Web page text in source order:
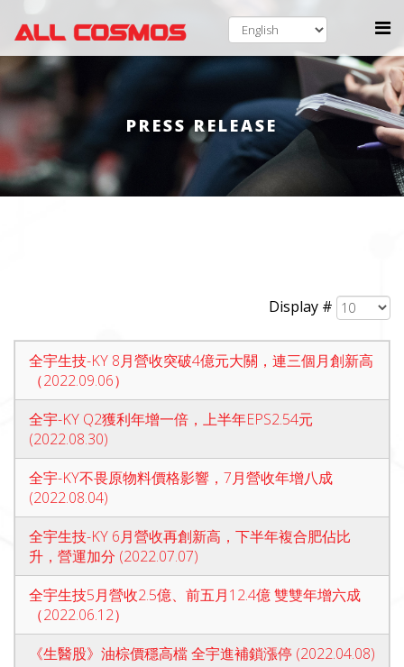
PRESS RELEASE
Display #
全宇生技-KY 8月營收突破4億元大關，連三個月創新高
（2022.09.06）
全宇-KY Q2獲利年增一倍，上半年EPS2.54元
(2022.08.30)
全宇-KY不畏原物料價格影響，7月營收年增八成
(2022.08.04)
全宇生技-KY 6月營收再創新高，下半年複合肥佔比
升，營運加分 (2022.07.07)
全宇生技5月營收2.5億、前五月12.4億 雙雙年增六成
（2022.06.12）
《生醫股》油棕價穩高檔 全宇進補鎖漲停 (2022.04.08)